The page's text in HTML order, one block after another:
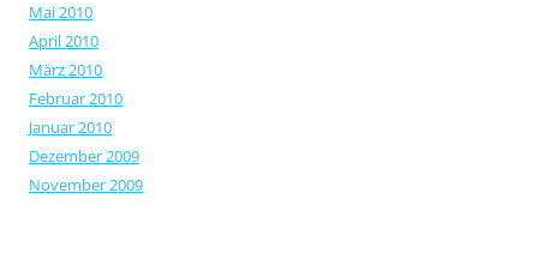
Mai 2010
April 2010
März 2010
Februar 2010
Januar 2010
Dezember 2009
November 2009